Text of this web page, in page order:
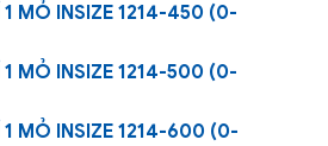
MỎ INSIZE 1214-450 (0-
MỎ INSIZE 1214-500 (0-
MỎ INSIZE 1214-600 (0-